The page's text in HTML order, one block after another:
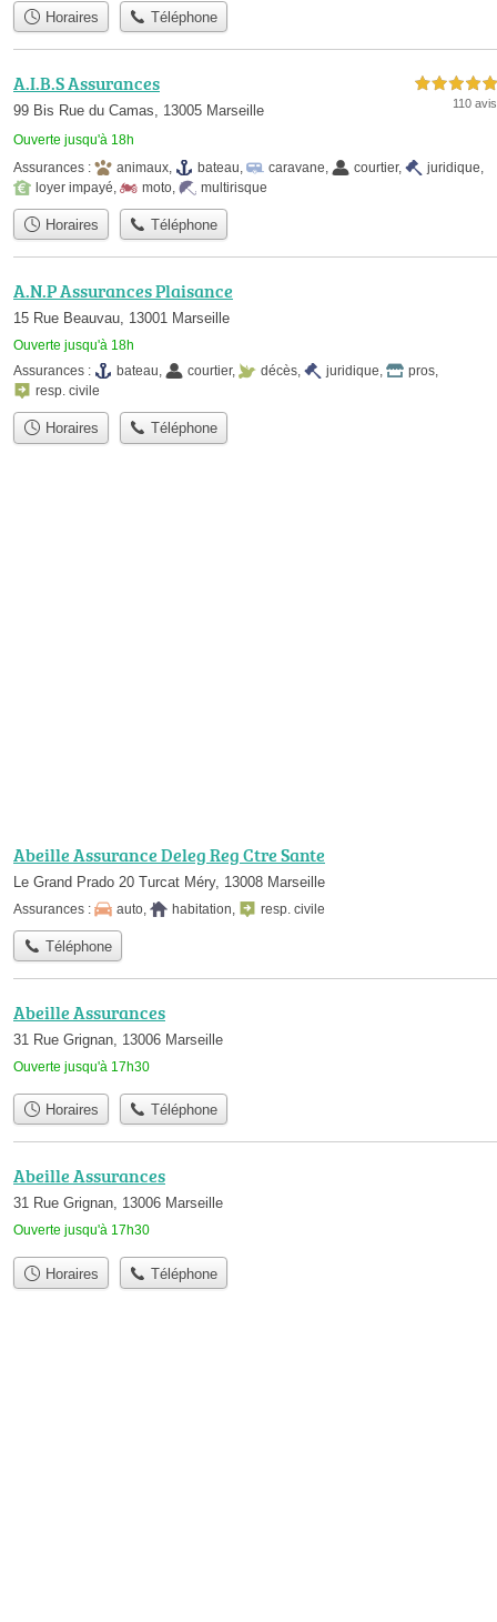
Horaires Téléphone
A.I.B.S Assurances
99 Bis Rue du Camas, 13005 Marseille
Ouverte jusqu'à 18h
5,0 étoiles sur 5
110 avis
Assurances : animaux, bateau, caravane, courtier, juridique,
loyer impayé, moto, multirisque
Horaires Téléphone
A.N.P Assurances Plaisance
15 Rue Beauvau, 13001 Marseille
Ouverte jusqu'à 18h
Assurances :
bateau, courtier, décès, juridique, pros,
resp. civile
Horaires Téléphone
Abeille Assurance Deleg Reg Ctre Sante
Le Grand Prado 20 Turcat Méry, 13008 Marseille
Assurances : auto habitation resp. civile
Téléphone
Abeille Assurances
31 Rue Grignan, 13006 Marseille
Ouverte jusqu'à 17h30
Horaires Téléphone
Abeille Assurances
31 Rue Grignan, 13006 Marseille
Ouverte jusqu'à 17h30
Horaires Téléphone